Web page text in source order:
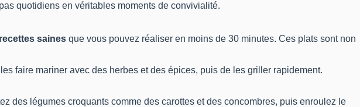
quotidiens en véritables moments de convivialité.
recettes saines que vous pouvez réaliser en moins de 30 minutes. Ces plats sont non
faire mariner avec des herbes et des épices, puis de les griller rapidement.
des légumes croquants comme des carottes et des concombres, puis enroulez le